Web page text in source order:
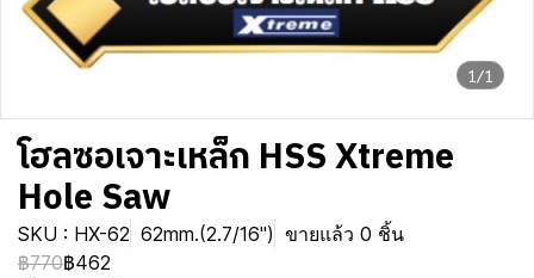
1/1
โฮลซอเจาะเหล็ก HSS Xtreme
Hole Saw
SKU : HX-62 62mm.(2.7/16") ขายแล้ว 0 ชิ้น
฿770฿462